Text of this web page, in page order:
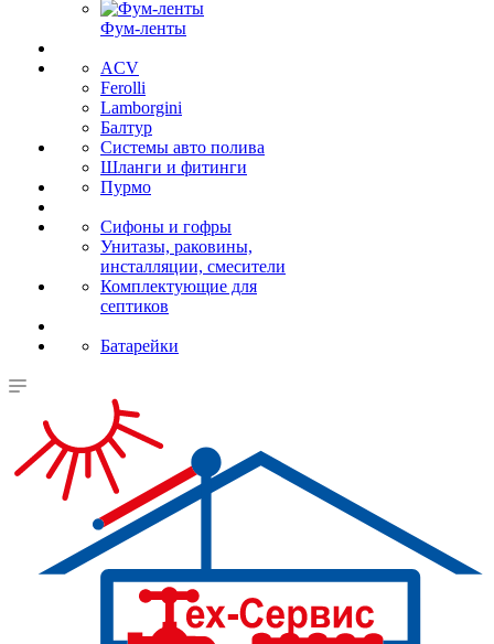
Фум-ленты
ACV
Ferolli
Lamborgini
Балтур
Системы авто полива
Шланги и фитинги
Пурмо
Сифоны и гофры
Унитазы, раковины,
инсталляции, смесители
Комплектующие для
септиков
Батарейки